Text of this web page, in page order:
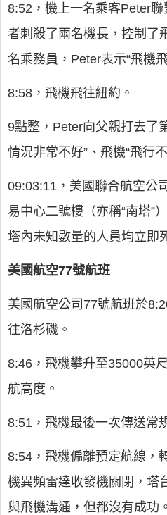
8:52，機上一名乘客Peter
者刺殺了兩名機長，控制了
名乘務員，Peter表示“飛機
8:58，飛機飛往紐約。
9點整，Peter向父親打去了
情況非常不好”、飛機“飛行
09:03:11，美國聯合航空公
易中心二號樓（亦稱“南塔”
塔內未知數量的人員均立即
美國航空77號航班
美國航空公司77號航班於
往洛杉磯。
8:46，飛機攀升至35000英
航高度。
8:51，飛機最後一次傳送常
8:54，飛機偏離預定航線，
機異頻雷達收發機關閉，塔
與飛機溝通，但都沒有成功。